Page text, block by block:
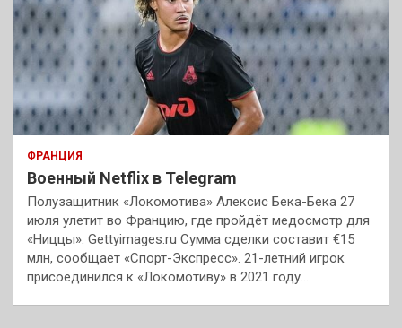
ФРАНЦИЯ
Военный Netflix в Telegram
Полузащитник «Локомотива» Алексис Бека-Бека 27
июля улетит во Францию, где пройдёт медосмотр для
«Ниццы». Gettyimages.ru Сумма сделки составит €15
млн, сообщает «Спорт-Экспресс». 21-летний игрок
присоединился к «Локомотиву» в 2021 году.…